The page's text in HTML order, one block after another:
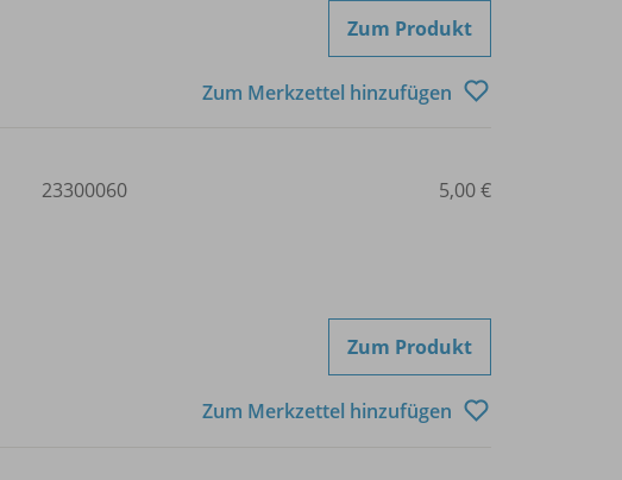
Zum Produkt
Zum Merkzettel hinzufügen
23300060 5,00 €
Zum Produkt
Zum Merkzettel hinzufügen